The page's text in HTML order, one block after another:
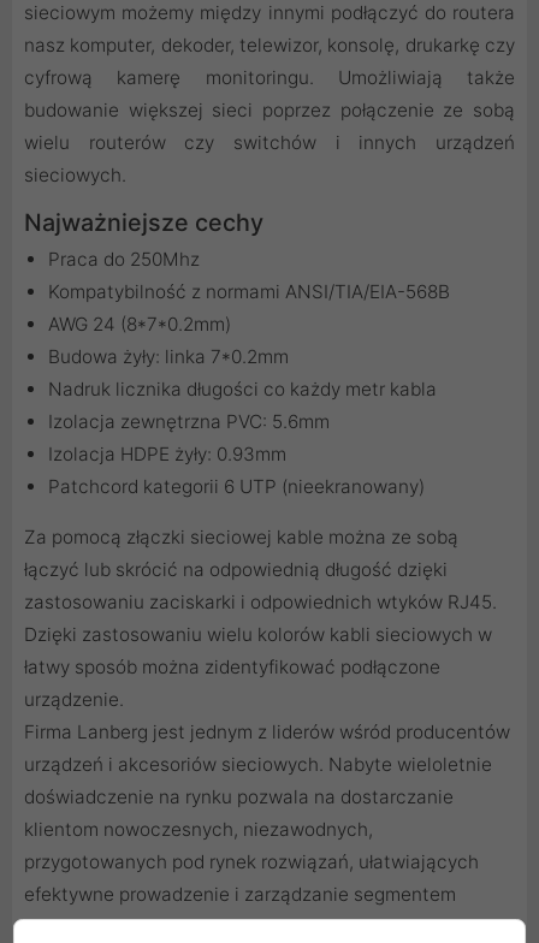
sieciowym możemy między innymi podłączyć do routera
nasz komputer, dekoder, telewizor, konsolę, drukarkę czy
cyfrową kamerę monitoringu. Umożliwiają także
budowanie większej sieci poprzez połączenie ze sobą
wielu routerów czy switchów i innych urządzeń
sieciowych.
Najważniejsze cechy
Praca do 250Mhz
Kompatybilność z normami ANSI/TIA/EIA-568B
AWG 24 (8*7*0.2mm)
Budowa żyły: linka 7*0.2mm
Nadruk licznika długości co każdy metr kabla
Izolacja zewnętrzna PVC: 5.6mm
Izolacja HDPE żyły: 0.93mm
Patchcord kategorii 6 UTP (nieekranowany)
Za pomocą złączki sieciowej kable można ze sobą
łączyć lub skrócić na odpowiednią długość dzięki
zastosowaniu zaciskarki i odpowiednich wtyków RJ45.
Dzięki zastosowaniu wielu kolorów kabli sieciowych w
łatwy sposób można zidentyfikować podłączone
urządzenie.
Firma Lanberg jest jednym z liderów wśród producentów
urządzeń i akcesoriów sieciowych. Nabyte wieloletnie
doświadczenie na rynku pozwala na dostarczanie
klientom nowoczesnych, niezawodnych,
przygotowanych pod rynek rozwiązań, ułatwiających
efektywne prowadzenie i zarządzanie segmentem
sieciowym.